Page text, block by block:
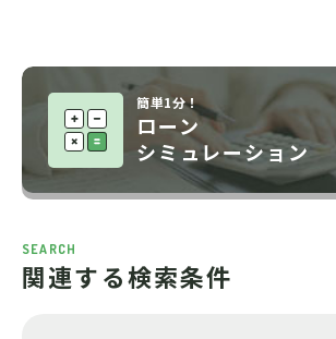
簡単1分！
ローン
シミュレーション
SEARCH
関連する検索条件